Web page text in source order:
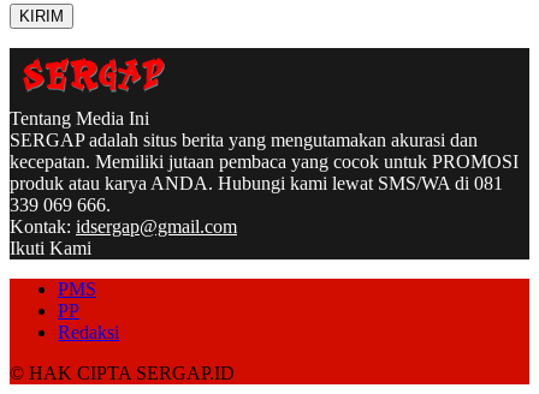
Tentang Media Ini
SERGAP adalah situs berita yang mengutamakan akurasi dan
kecepatan. Memiliki jutaan pembaca yang cocok untuk PROMOSI
produk atau karya ANDA. Hubungi kami lewat SMS/WA di 081
339 069 666.
Kontak: idsergap@gmail.com
Ikuti Kami
PMS
PP
Redaksi
© HAK CIPTA SERGAP.ID